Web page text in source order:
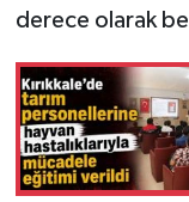
derece olarak